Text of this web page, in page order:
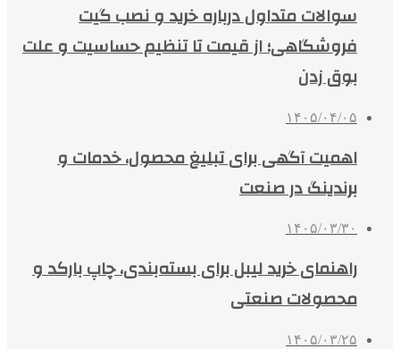
سوالات متداول درباره خرید و نصب گیت
فروشگاهی؛ از قیمت تا تنظیم حساسیت و علت
بوق زدن
۱۴۰۵/۰۴/۰۵
اهمیت آگهی برای تبلیغ محصول، خدمات و
برندینگ در صنعت
۱۴۰۵/۰۳/۳۰
راهنمای خرید لیبل برای بسته‌بندی، چاپ بارکد و
محصولات صنعتی
۱۴۰۵/۰۳/۲۵